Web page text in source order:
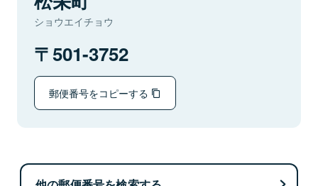
ショウエイチョウ
501-3752
郵便番号をコピーする